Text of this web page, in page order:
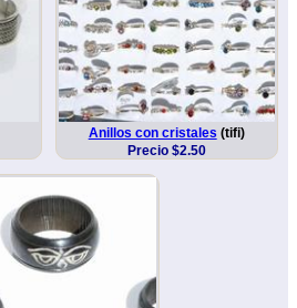
Anillos con cristales (tifi)
Precio $2.50